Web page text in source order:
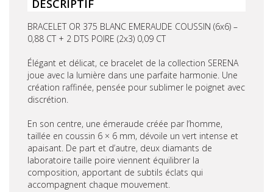
DESCRIPTIF
BRACELET OR 375 BLANC EMERAUDE COUSSIN (6x6) –
0,88 CT + 2 DTS POIRE (2x3) 0,09 CT
Élégant et délicat, ce bracelet de la collection SERENA
joue avec la lumière dans une parfaite harmonie. Une
création raffinée, pensée pour sublimer le poignet avec
discrétion.
En son centre, une émeraude créée par l’homme,
taillée en coussin 6 × 6 mm, dévoile un vert intense et
apaisant. De part et d’autre, deux diamants de
laboratoire taille poire viennent équilibrer la
composition, apportant de subtils éclats qui
accompagnent chaque mouvement.